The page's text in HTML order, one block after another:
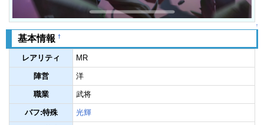
↑
基本情報 †
レアリティ MR
陣営 洋
職業 武将
バフ:特殊 光輝